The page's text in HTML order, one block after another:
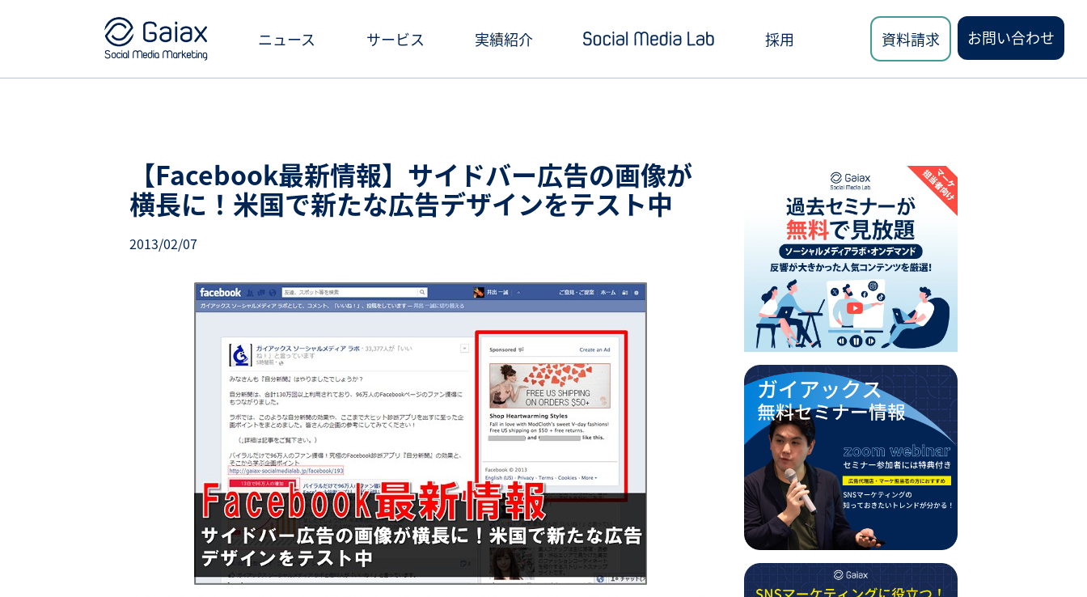
ニュース サービス
クリエイティブ制作・撮影
SNS投稿キャンペーン
インフルエンサーPR
SNS広告運用
SNS勉強会・eラーニング
実績紹介
お役立ち資料ダウンロード
Social Media Lab講座
採用 資料請求 お問い合わせ
【Facebook最新情報】サイドバー広告の画像が
横長に！米国で新たな広告デザインをテスト中
2013/02/07